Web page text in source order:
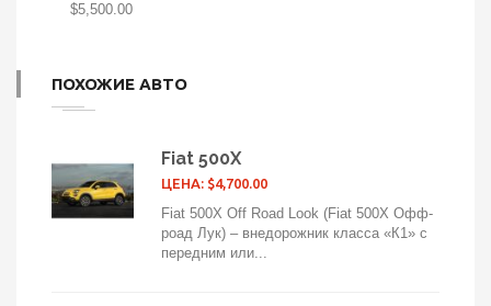
$5,500.00
ПОХОЖИЕ АВТО
Fiat 500X
ЦЕНА: $4,700.00
Fiat 500X Off Road Look (Fiat 500X Офф-
роад Лук) – внедорожник класса «К1» с
передним или...